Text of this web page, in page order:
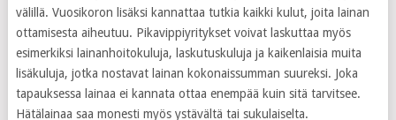
välillä. Vuosikoron lisäksi kannattaa tutkia kaikki kulut, joita lainan
ottamisesta aiheutuu. Pikavippiyritykset voivat laskuttaa myös
esimerkiksi lainanhoitokuluja, laskutuskuluja ja kaikenlaisia muita
lisäkuluja, jotka nostavat lainan kokonaissumman suureksi. Joka
tapauksessa lainaa ei kannata ottaa enempää kuin sitä tarvitsee.
Hätälainaa saa monesti myös ystävältä tai sukulaiselta.